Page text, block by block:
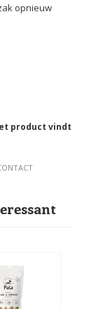
opnieuw
product vindt